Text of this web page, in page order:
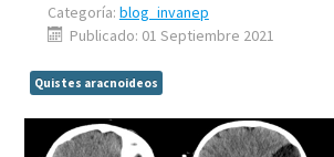
Categoría: blog_invanep
Publicado: 01 Septiembre 2021
Quistes aracnoideos